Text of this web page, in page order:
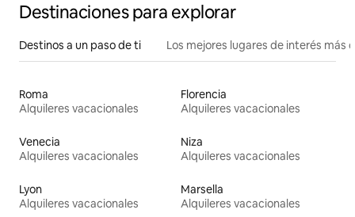
Destinaciones para explorar
Destinos a un paso de ti Los mejores lugares de interés más
Roma
Alquileres vacacionales
Florencia
Alquileres vacacionales
Venecia
Alquileres vacacionales
Niza
Alquileres vacacionales
Lyon
Alquileres vacacionales
Marsella
Alquileres vacacionales